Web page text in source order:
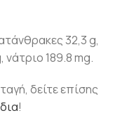
32,3 g,
νάτριο 189.8 mg.
δείτε επίσης
!